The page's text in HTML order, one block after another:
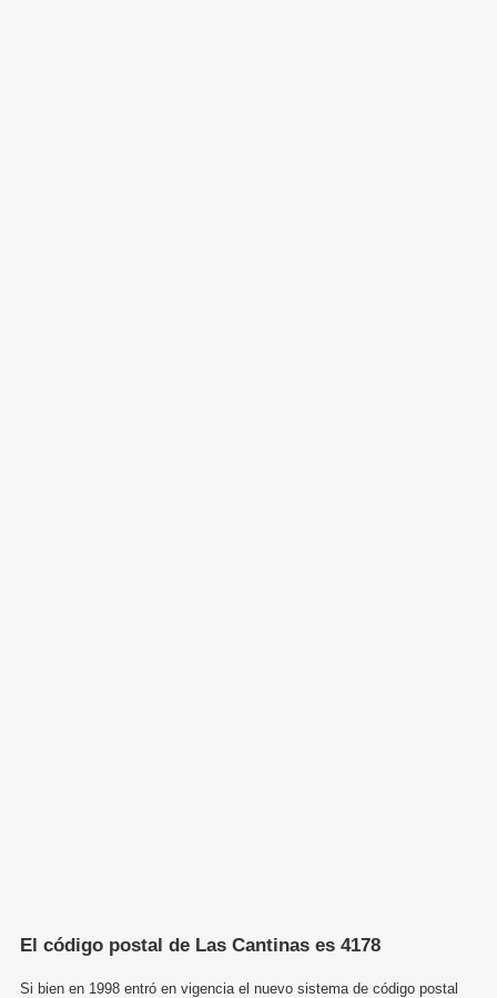
El código postal de Las Cantinas es 4178
Si bien en 1998 entró en vigencia el nuevo sistema de código postal